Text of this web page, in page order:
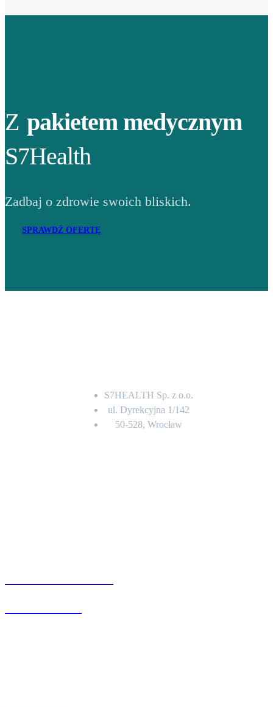
Z pakietem medycznym
S7Health
Zadbaj o zdrowie swoich bliskich.
SPRAWDŹ OFERTĘ
S7HEALTH Sp. z o.o.
ul. Dyrekcyjna 1/142
50-528, Wrocław